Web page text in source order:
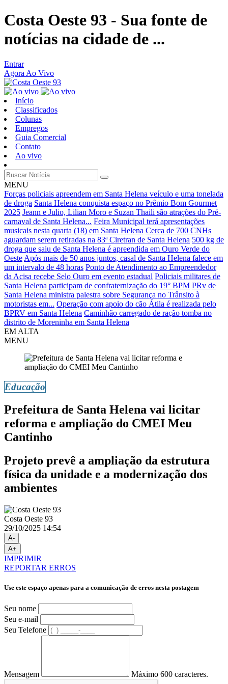
Costa Oeste 93 - Sua fonte de
notícias na cidade de ...
Entrar
Agora Ao Vivo
Início
Classificados
Colunas
Empregos
Guia Comercial
Contato
Ao vivo
MENU
Forças policiais apreendem em Santa Helena veículo e uma tonelada
de droga Santa Helena conquista espaço no Prêmio Bom Gourmet
2025 Jeann e Julio, Lilian Moro e Suzan Thaili são atrações do Pré-
carnaval de Santa Helena... Feira Municipal terá apresentações
musicais nesta quarta (18) em Santa Helena Cerca de 700 CNHs
aguardam serem retiradas na 83ª Ciretran de Santa Helena 500 kg de
droga que saiu de Santa Helena é apreendida em Ouro Verde do
Oeste Após mais de 50 anos juntos, casal de Santa Helena falece em
um intervalo de 48 horas Ponto de Atendimento ao Empreendedor
da Acisa recebe Selo Ouro em evento estadual Policiais militares de
Santa Helena participam de confraternização do 19° BPM PRv de
Santa Helena ministra palestra sobre Segurança no Trânsito à
motoristas em... Operação com apoio do cão Átila é realizada pelo
BPRV em Santa Helena Caminhão carregado de ração tomba no
distrito de Moreninha em Santa Helena
EM ALTA
MENU
Educação
Prefeitura de Santa Helena vai licitar
reforma e ampliação do CMEI Meu
Cantinho
Projeto prevê a ampliação da estrutura
física da unidade e a modernização dos
ambientes
Costa Oeste 93
29/10/2025 14:54
A-
A+
IMPRIMIR
REPORTAR ERROS
Use este espaço apenas para a comunicação de erros nesta postagem
Seu nome
Seu e-mail
Seu Telefone
Mensagem Máximo 600 caracteres.